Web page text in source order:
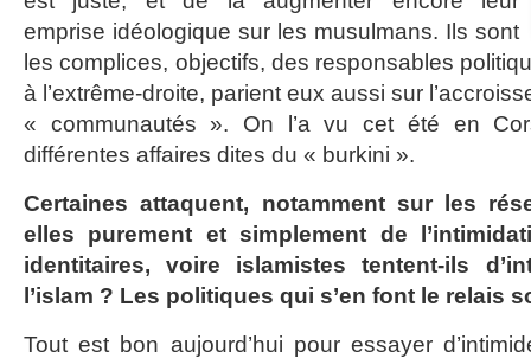
emprise idéologique sur les musulmans. Ils sont
les complices, objectifs, des responsables
à l’extrême-droite, parient eux aussi sur
« communautés ». On l’a vu cet été en
différentes affaires dites du « burkini ».
Certaines attaquent, notamment sur les
elles purement et simplement de
identitaires, voire islamistes tentent-ils
l’islam ? Les politiques qui s’en font le relais
Tout est bon aujourd’hui pour essayer